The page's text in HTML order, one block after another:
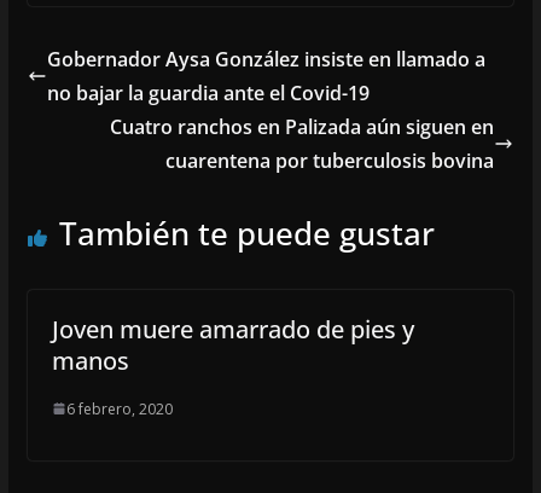
Gobernador Aysa González insiste en llamado a
no bajar la guardia ante el Covid-19
Cuatro ranchos en Palizada aún siguen en
cuarentena por tuberculosis bovina
También te puede gustar
Joven muere amarrado de pies y
manos
6 febrero, 2020